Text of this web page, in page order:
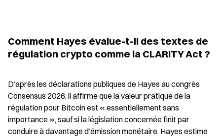
Comment Hayes évalue-t-il des textes de
régulation crypto comme la CLARITY Act ?
D’après les déclarations publiques de Hayes au congrès
Consensus 2026, il affirme que la valeur pratique de la
régulation pour Bitcoin est « essentiellement sans
importance », sauf si la législation concernée finit par
conduire à davantage d’émission monétaire. Hayes estime